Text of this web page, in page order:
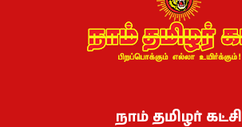
நாம் தமிழர் கட்சி